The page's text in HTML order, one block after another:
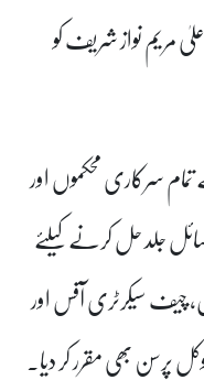
مریم نواز شریف کو
سرکاری محکموں اور
جلد حل کرنے کیلئے
چیف سیکرٹری آفس اور
پرسن بھی مقرر کر دیا۔